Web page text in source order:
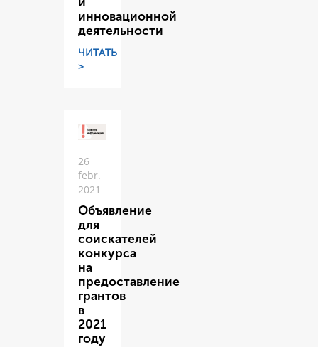
инновационной
деятельности
ЧИТАТЬ
>
26
febr.
2021
Объявление
для
соискателей
конкурса
на
предоставление
грантов
в
2021
году